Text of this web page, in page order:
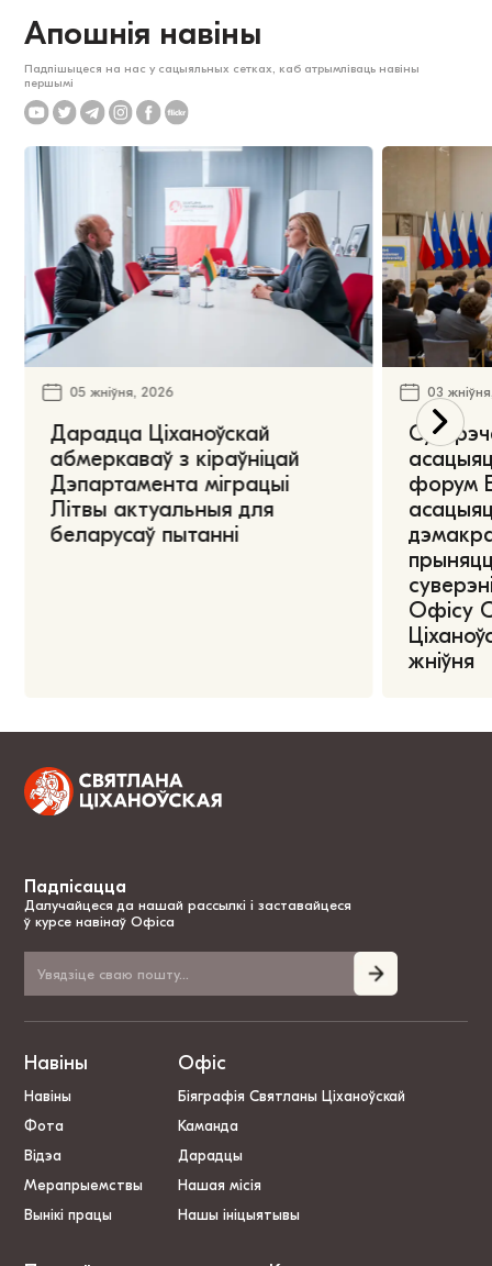
Апошнія навіны
Падпішыцеся на нас у сацыяльных сетках, каб атрымліваць навіны
першымі
05 жніўня, 2026
Дарадца Ціханоўскай
абмеркаваў з кіраўніцай
Дэпартамента міграцыі
Літвы актуальныя для
беларусаў пытанні
03
форум
Офісу
жніўня
Падпісацца
Далучайцеся да нашай рассылкі і заставайцеся
ў курсе навінаў Офіса
Навіны
Навіны
Фота
Відэа
Мерапрыемствы
Вынікі працы
Офіс
Біяграфія Святланы Ціханоўскай
Каманда
Дарадцы
Нашая місія
Нашы ініцыятывы